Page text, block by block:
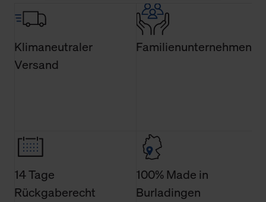
dies mit einem Klick auf „Auswahl erlauben“ bestätigen.
Fall Sie nur die notwendigen Cookies erlauben möchten,
erforderlichen Cookies.
den Menüpunkt „Datenschutzeinstellungen“ können Sie
jederzeit Ihre Einwilligungserklärung anpassen. Ihre
der Webseite nicht erforderlich und kann jederzeit mit
Wirkung für die Zukunft widerrufen. Der Widerruf der
Klimaneutraler
Versand
Familienunternehmen
14 Tage
Rückgaberecht
100% Made in
Burladingen